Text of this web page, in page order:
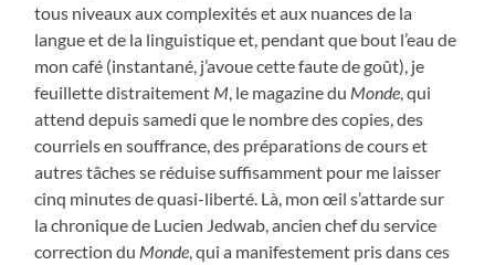
tous niveaux aux complexités et aux nuances de la
langue et de la linguistique et, pendant que bout l’eau de
mon café (instantané, j’avoue cette faute de goût), je
feuillette distraitement M, le magazine du Monde, qui
attend depuis samedi que le nombre des copies, des
courriels en souffrance, des préparations de cours et
autres tâches se réduise suffisamment pour me laisser
cinq minutes de quasi-liberté. Là, mon œil s’attarde sur
la chronique de Lucien Jedwab, ancien chef du service
correction du Monde, qui a manifestement pris dans ces